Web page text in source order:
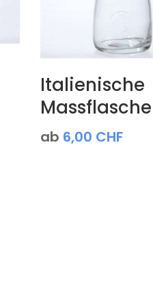
Italienische
Massflasche
ab 6,00 CHF